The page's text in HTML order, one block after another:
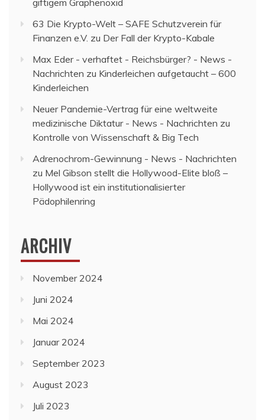
63 Die Krypto-Welt – SAFE Schutzverein für
Finanzen e.V. zu Der Fall der Krypto-Kabale
Max Eder - verhaftet - Reichsbürger? - News -
Nachrichten zu Kinderleichen aufgetaucht – 600
Kinderleichen
Neuer Pandemie-Vertrag für eine weltweite
medizinische Diktatur - News - Nachrichten zu
Kontrolle von Wissenschaft & Big Tech
Adrenochrom-Gewinnung - News - Nachrichten
zu Mel Gibson stellt die Hollywood-Elite bloß –
Hollywood ist ein institutionalisierter
Pädophilenring
ARCHIV
November 2024
Juni 2024
Mai 2024
Januar 2024
September 2023
August 2023
Juli 2023